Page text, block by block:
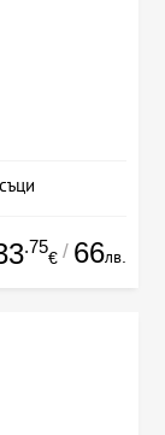
.75
€ / 66лв.